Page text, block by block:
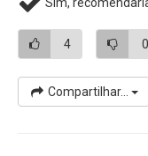
4 0
Compartilhar...